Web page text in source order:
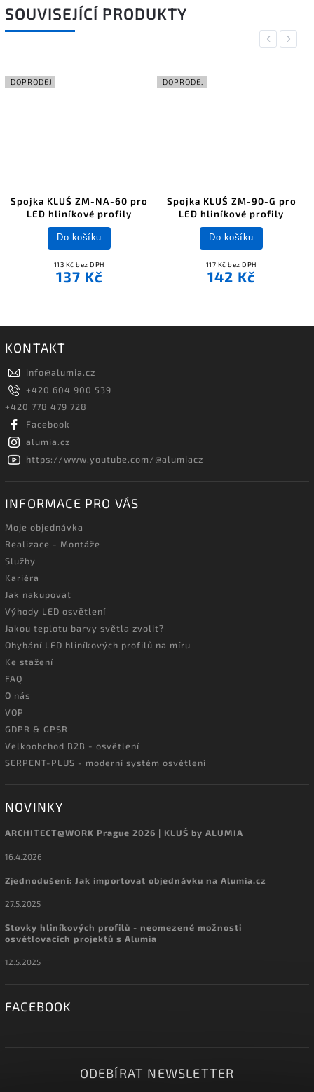
SOUVISEJÍCÍ PRODUKTY
Previous
DOPRODEJ
Spojka KLUŚ ZM-NA-60 pro
LED hliníkové profily
113 Kč bez DPH
137 Kč
Do košíku
DOPRODEJ
Spojka KLUŚ ZM-90-G pro
LED hliníkové profily
117 Kč bez DPH
142 Kč
Do košíku
Next
KONTAKT
info@alumia.cz
+420 604 900 539
+420 778 479 728
Facebook
alumia.cz
https://www.youtube.com/@alumiacz
INFORMACE PRO VÁS
Moje objednávka
Realizace - Montáže
Služby
Kariéra
Jak nakupovat
Výhody LED osvětlení
Jakou teplotu barvy světla zvolit?
Ohybání LED hliníkových profilů na míru
Ke stažení
FAQ
O nás
VOP
GDPR & GPSR
Velkoobchod B2B - osvětlení
SERPENT-PLUS - moderní systém osvětlení
NOVINKY
ARCHITECT@WORK Prague 2026 | KLUŚ by ALUMIA
16.4.2026
Zjednodušení: Jak importovat objednávku na Alumia.cz
27.5.2025
Stovky hliníkových profilů - neomezené možnosti
osvětlovacích projektů s Alumia
12.5.2025
FACEBOOK
ODEBÍRAT NEWSLETTER